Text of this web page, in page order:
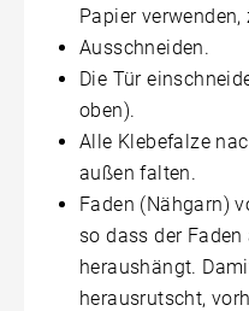
Papier
Ausschneiden.
Die Tür
oben).
Alle Klebefalze
außen falten.
Faden (Nähgarn)
so dass der
heraushängt.
herausrutscht,